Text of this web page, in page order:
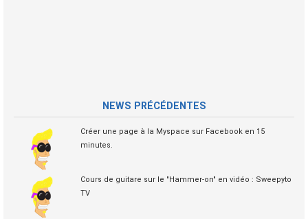
NEWS PRÉCÉDENTES
Créer une page à la Myspace sur Facebook en 15
minutes.
Cours de guitare sur le "Hammer-on" en vidéo : Sweepyto
TV